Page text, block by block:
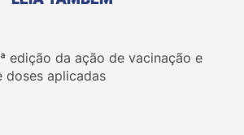
edição da ação de vacinação e
doses aplicadas